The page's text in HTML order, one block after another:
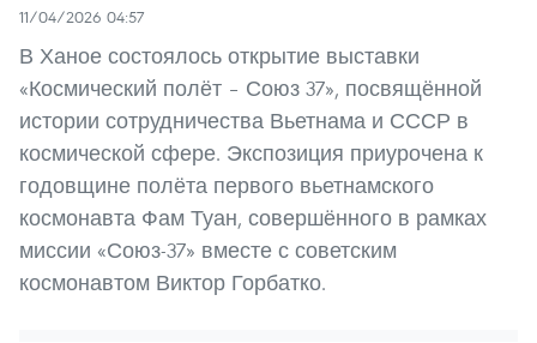
11/04/2026 04:57
В Ханое состоялось открытие выставки
«Космический полёт – Союз 37», посвящённой
истории сотрудничества Вьетнама и СССР в
космической сфере. Экспозиция приурочена к
годовщине полёта первого вьетнамского
космонавта Фам Туан, совершённого в рамках
миссии «Союз-37» вместе с советским
космонавтом Виктор Горбатко.